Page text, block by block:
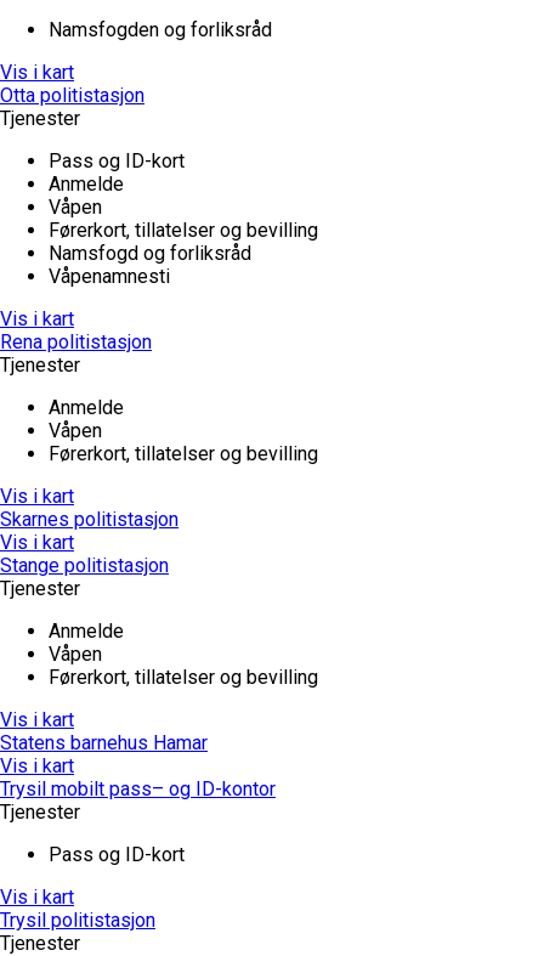
Namsfogden og forliksråd
Vis i kart
Otta politistasjon
Tjenester
Pass og ID-kort
Anmelde
Våpen
Førerkort, tillatelser og bevilling
Namsfogd og forliksråd
Våpenamnesti
Vis i kart
Rena politistasjon
Tjenester
Anmelde
Våpen
Førerkort, tillatelser og bevilling
Vis i kart
Skarnes politistasjon
Vis i kart
Stange politistasjon
Tjenester
Anmelde
Våpen
Førerkort, tillatelser og bevilling
Vis i kart
Statens barnehus Hamar
Vis i kart
Trysil mobilt pass– og ID-kontor
Tjenester
Pass og ID-kort
Vis i kart
Trysil politistasjon
Tjenester